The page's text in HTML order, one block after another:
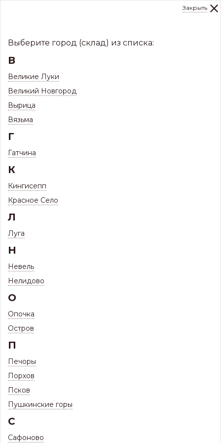
291-000
Монтажные элементы для столбов, поперечин, ворот,
МОНТАЖНЫЕ ЭЛЕМЕНТЫ ДЛЯ
СТОЛБОВ, ПОПЕРЕЧИН, ВОРОТ,
Сортировать по:
Закрыть
Выберите город (склад) из списка:
В
Великие Луки
Великий Новгород
Вырица
Вязьма
Г
Гатчина
К
Кингисепп
Красное Село
Л
Луга
Н
Невель
Нелидово
О
Опочка
Остров
П
Печоры
Порхов
Псков
Пушкинские горы
С
Сафоново